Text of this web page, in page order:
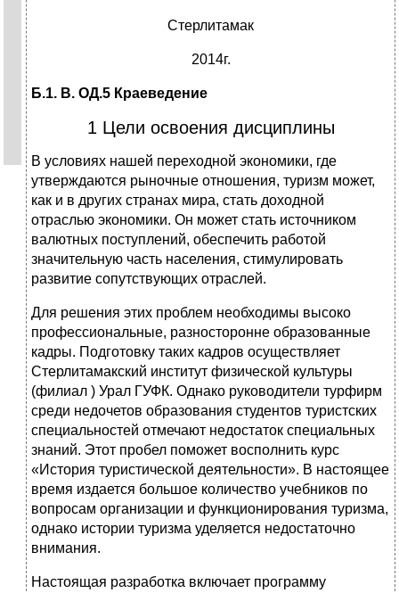
Стерлитамак
2014г.
Б.1. В. ОД.5 Краеведение
1 Цели освоения дисциплины
В условиях нашей переходной экономики, где
утверждаются рыночные отношения, туризм может,
как и в других странах мира, стать доходной
отраслью экономики. Он может стать источником
валютных поступлений, обеспечить работой
значительную часть населения, стимулировать
развитие сопутствующих отраслей.
Для решения этих проблем необходимы высоко
профессиональные, разносторонне образованные
кадры. Подготовку таких кадров осуществляет
Стерлитамакский институт физической культуры
(филиал ) Урал ГУФК. Однако руководители турфирм
среди недочетов образования студентов туристских
специальностей отмечают недостаток специальных
знаний. Этот пробел поможет восполнить курс
«История туристической деятельности». В настоящее
время издается большое количество учебников по
вопросам организации и функционирования туризма,
однако истории туризма уделяется недостаточно
внимания.
Настоящая разработка включает программу